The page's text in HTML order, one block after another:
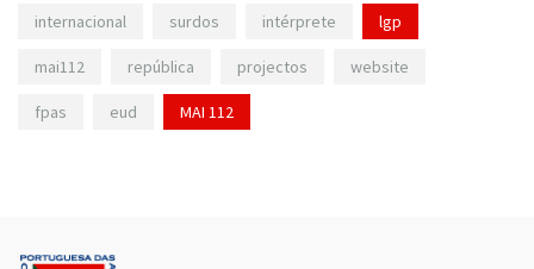
internacional surdos intérprete lgp
mai112 república projectos website
fpas eud MAI 112